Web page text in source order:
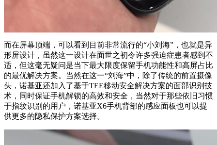
而在屏幕顶端，可以看到目前非常流行的“小刘海”，也就是异
形屏设计，虽然这一设计在面世之初令许多强迫症患者感到不
适，但这毫无疑问是当下最大限度保留手机功能性和高屏占比
的最优解决方案。当然在这一“刘海”中，除了传统的前置摄像
头，诺基亚还加入了基于TEE移动安全解决方案的面部识别技
术，同时保证手机解锁的高效和安全，当然对于那些依旧习惯
于指纹识别的用户，诺基亚X6手机背部的感应面板也可以提
供更多的隐私保护方案选择。